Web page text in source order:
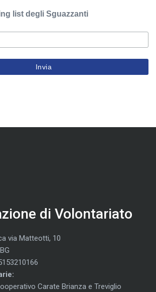
list degli Sguazzanti
di Volontariato
via Matteotti, 10
Carate Brianza e Treviglio